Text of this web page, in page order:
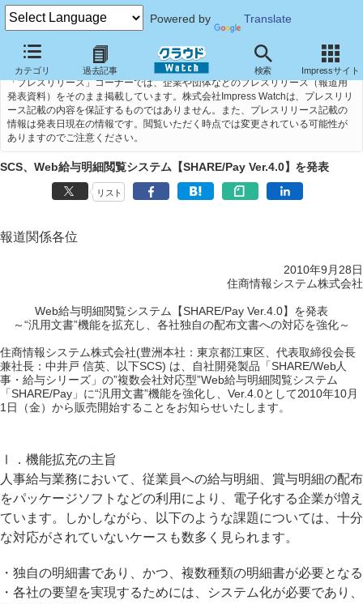
Powered by Translate
カテゴリ 過去記事 検索 Impressサイト
「プレスリリース」コーナーでは、企業や団体などのプレスリリース（報道用
発表資料）をそのまま掲載しています。株式会社Impress Watchは、プレスリリ
ース記載の内容を保証するものではありません。また、プレスリリース記載の
情報は発表日現在の情報です。閲覧いただく時点では変更されている可能性が
ありますのでご注意ください。
SCS、Web給与明細閲覧システム【SHARE/Pay Ver.4.0】を発表
リスト
報道関係各位
2010年9月28日
住商情報システム株式会社
Web給与明細閲覧システム【SHARE/Pay Ver.4.0】を発表
～“汎用文書”機能を拡充し、各社独自の配布文書への対応を強化～
住商情報システム株式会社(豊洲本社：東京都江東区、代表取締役会長
兼社長：中井戸 信英、以下SCS) は、自社開発製品「SHARE/Web人
事・給与シリーズ」の”複数会社対応型”Web給与明細閲覧システム
「SHARE/Pay」に“汎用文書”機能を強化し、Ver.4.0として2010年10月
1日（金）から販売開始することをお知らせいたします。
Ⅰ．機能拡充の主旨
人事給与業務において、従業員への給与明細、賞与明細の配布
をパッケージソフトなどの利用により、電子化する企業が増え
ています。しかしながら、以下のような課題については、十分
な対応がされていないケースも数多く見られます。
・独自の明細書であり、かつ、複数種類の明細書が必要となる
・各社の要望を実現するためには、システム化が必要であり、